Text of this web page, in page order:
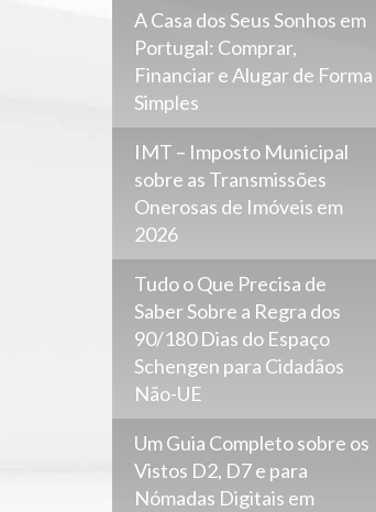
A Casa dos Seus Sonhos em
Portugal: Comprar,
Financiar e Alugar de Forma
Simples
IMT – Imposto Municipal
sobre as Transmissões
Onerosas de Imóveis em
2026
Tudo o Que Precisa de
Saber Sobre a Regra dos
90/180 Dias do Espaço
Schengen para Cidadãos
Não-UE
Um Guia Completo sobre os
Vistos D2, D7 e para
Nómadas Digitais em